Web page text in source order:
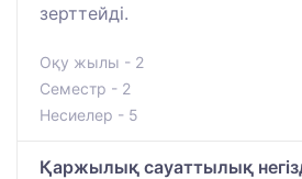
зерттейді.
Оқу жылы - 2
Семестр - 2
Несиелер - 5
Қаржылық сауаттылық